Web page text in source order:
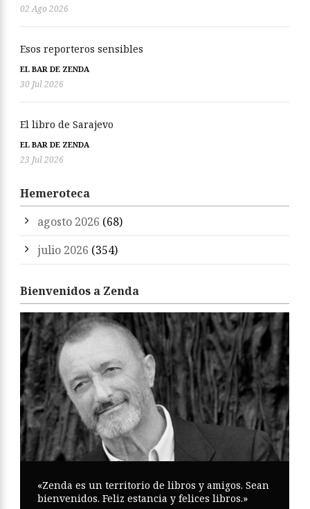
02 Ago 2026
Esos reporteros sensibles
EL BAR DE ZENDA
30 Jul 2026
El libro de Sarajevo
EL BAR DE ZENDA
23 Jul 2026
Hemeroteca
agosto 2026 (68)
julio 2026 (354)
Bienvenidos a Zenda
«Zenda es un territorio de libros y amigos. Sean
bienvenidos. Feliz estancia y felices libros.»